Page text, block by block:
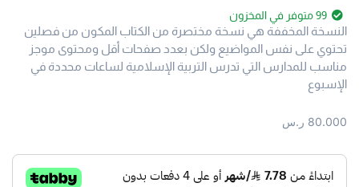
99 متوفر في المخزون
النسخة المخففة هي نسخة مختصرة من الكتاب المكون من فصلين
تحتوي على نفس المواضيع ولكن بعدد صفحات أقل ومحتوى موجز
مناسب للمدارس التي تدرس التربية الإسلامية لساعات محددة في
الإسبوع
80.000 ر.س